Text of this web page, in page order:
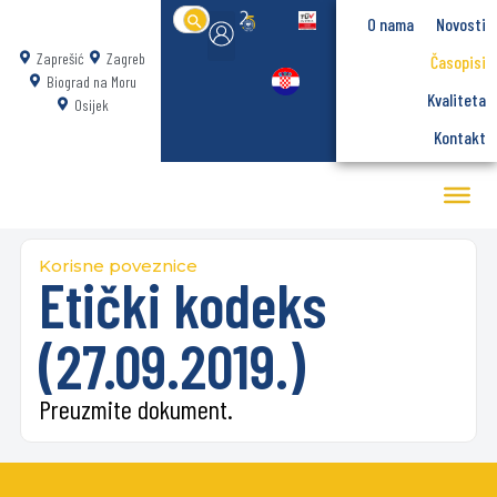
Zaprešić
Zagreb
Biograd na Moru
Osijek
Search
for:
O nama
Novosti
Časopisi
Kvaliteta
Kontakt
Korisne poveznice
Etički kodeks
(27.09.2019.)
Preuzmite dokument.